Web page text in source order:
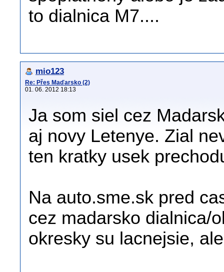
to dialnica M7....
mio123
Re: Přes Maďarsko (2)
01. 06. 2012 18:13
Ja som siel cez
aj novy Letenye. Zial
ten kratky usek
Na auto.sme.sk pred
cez madarsko dialnica/
okresky su lacnejsie,